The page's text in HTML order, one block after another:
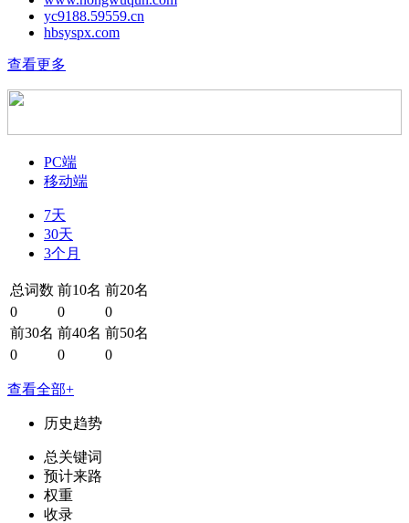
yc9188.59559.cn
hbsyspx.com
查看更多
PC端
移动端
7天
30天
3个月
总词数 前10名 前20名
0
0
0
前30名 前40名 前50名
0
0 0
查看全部+
历史趋势
总关键词
预计来路
权重
收录